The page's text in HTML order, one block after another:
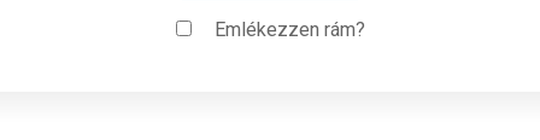
Emlékezzen rám?